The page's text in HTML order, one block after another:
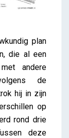
plan
die al een
andere
de
hij in zijn
op
rond drie
deze